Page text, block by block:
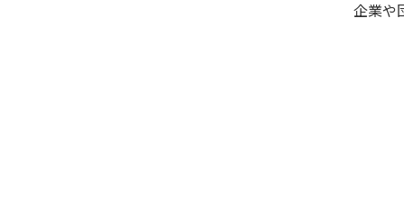
企業や